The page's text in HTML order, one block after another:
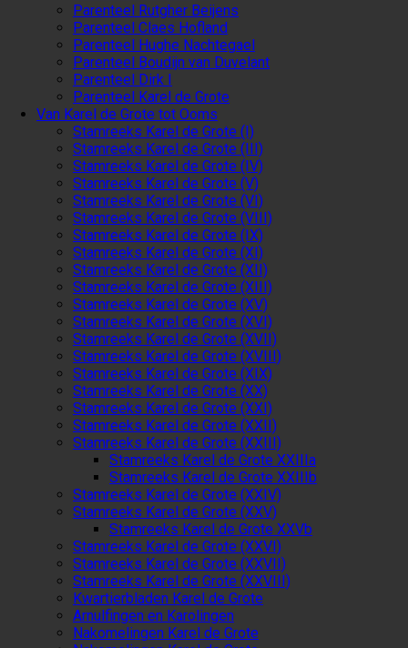
Parenteel Rutgher Beijens
Parenteel Claes Hofland
Parenteel Hughe Nachtegael
Parenteel Boudijn van Duvelant
Parenteel Dirk I
Parenteel Karel de Grote
Van Karel de Grote tot Ooms
Stamreeks Karel de Grote (I)
Stamreeks Karel de Grote (III)
Stamreeks Karel de Grote (IV)
Stamreeks Karel de Grote (V)
Stamreeks Karel de Grote (VI)
Stamreeks Karel de Grote (VIII)
Stamreeks Karel de Grote (IX)
Stamreeks Karel de Grote (XI)
Stamreeks Karel de Grote (XII)
Stamreeks Karel de Grote (XIII)
Stamreeks Karel de Grote (XV)
Stamreeks Karel de Grote (XVI)
Stamreeks Karel de Grote (XVII)
Stamreeks Karel de Grote (XVIII)
Stamreeks Karel de Grote (XIX)
Stamreeks Karel de Grote (XX)
Stamreeks Karel de Grote (XXI)
Stamreeks Karel de Grote (XXII)
Stamreeks Karel de Grote (XXIII)
Stamreeks Karel de Grote XXIIIa
Stamreeks Karel de Grote XXIIIb
Stamreeks Karel de Grote (XXIV)
Stamreeks Karel de Grote (XXV)
Stamreeks Karel de Grote XXVb
Stamreeks Karel de Grote (XXVI)
Stamreeks Karel de Grote (XXVII)
Stamreeks Karel de Grote (XXVIII)
Kwartierbladen Karel de Grote
Arnulfingen en Karolingen
Nakomelingen Karel de Grote